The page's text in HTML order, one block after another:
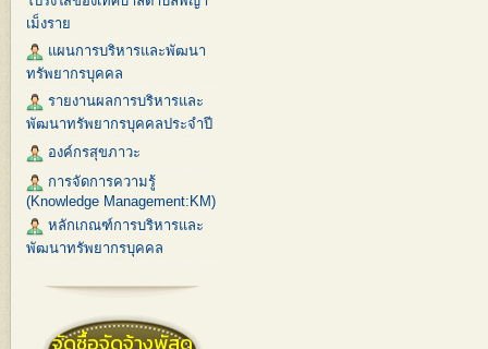
เม็งราย
แผนการบริหารและพัฒนา
ทรัพยากรบุคคล
รายงานผลการบริหารและ
พัฒนาทรัพยากรบุคคลประจำปี
องค์กรสุขภาวะ
การจัดการความรู้
(Knowledge Management:KM)
หลักเกณฑ์การบริหารและ
พัฒนาทรัพยากรบุคคล
จัดซื้อจัดจ้างพัสดุ